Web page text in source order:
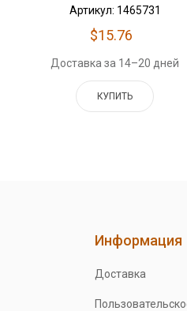
Артикул: 1465731
$15.76
Доставка за 14–20 дней
КУПИТЬ
Информация
Доставка